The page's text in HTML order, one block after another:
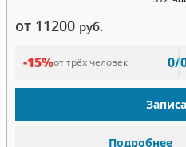
от 11200 руб.
-15%от трёх человек 0/
Подробнее